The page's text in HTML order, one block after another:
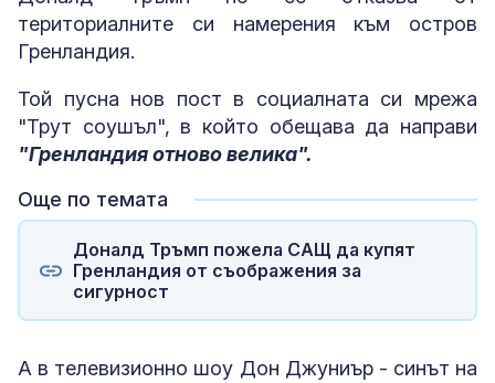
териториалните си намерения към остров
Гренландия.
Той пусна нов пост в социалната си мрежа
"Трут соушъл", в който обещава да направи
"Гренландия отново велика".
Още по темата
Доналд Тръмп пожела САЩ да купят
Гренландия от съображения за
сигурност
А в телевизионно шоу Дон Джуниър - синът на